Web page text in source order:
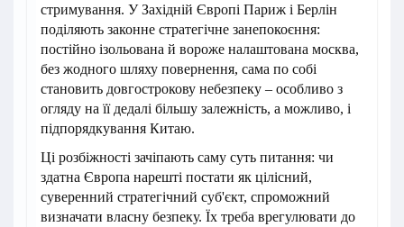
стримування. У Західній Європі Париж і Берлін
поділяють законне стратегічне занепокоєння:
постійно ізольована й вороже налаштована москва,
без жодного шляху повернення, сама по собі
становить довгострокову небезпеку – особливо з
огляду на її дедалі більшу залежність, а можливо, і
підпорядкування Китаю.
Ці розбіжності зачіпають саму суть питання: чи
здатна Європа нарешті постати як цілісний,
суверенний стратегічний суб'єкт, спроможний
визначати власну безпеку. Їх треба врегулювати до